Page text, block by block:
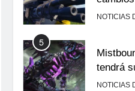
llega
NOTICIAS
5
tendrá
digital
NOTICIAS